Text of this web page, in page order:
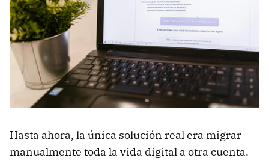
Hasta ahora, la única solución real era migrar
manualmente toda la vida digital a otra cuenta.